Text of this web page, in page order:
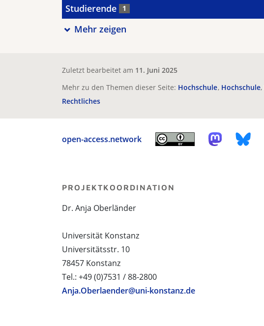
Studierende 1
Mehr zeigen
Zuletzt bearbeitet am 11. Juni 2025
Mehr zu den Themen dieser Seite: Hochschule Hochschule
Rechtliches
open-access.network
PROJEKTKOORDINATION
Dr. Anja Oberländer
Universität Konstanz
Universitätsstr. 10
78457 Konstanz
Tel.: +49 (0)7531 / 88-2800
Anja.Oberlaender@uni-konstanz.de